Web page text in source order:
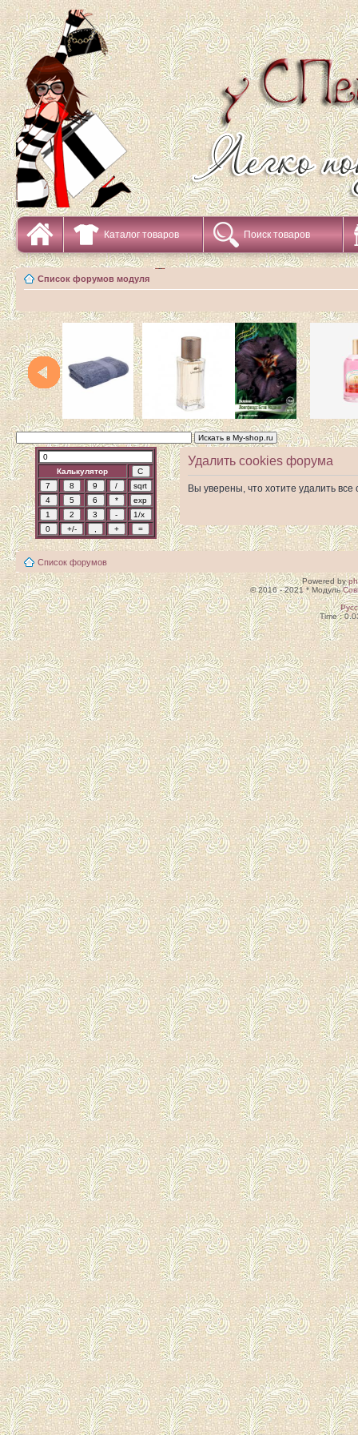
Каталог товаров Поиск товаров
Список форумов модуля
Калькулятор
Удалить cookies форума
Вы уверены, что хотите удалить
Список форумов
Powered by
© 2016 - 2021 * Модуль
Time :